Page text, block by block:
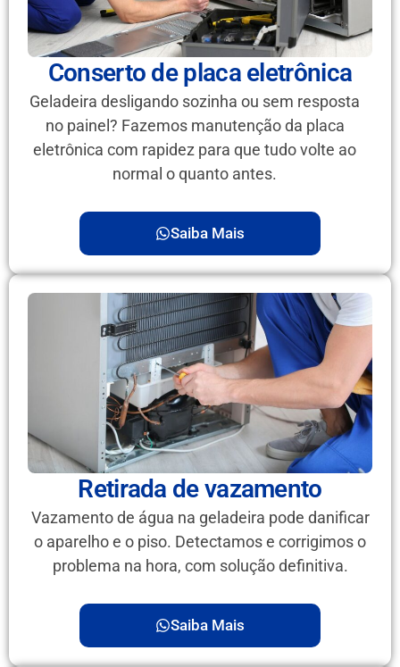
Conserto de placa eletrônica
Geladeira desligando sozinha ou sem resposta
no painel? Fazemos manutenção da placa
eletrônica com rapidez para que tudo volte ao
normal o quanto antes.
Saiba Mais
Retirada de vazamento
Vazamento de água na geladeira pode danificar
o aparelho e o piso. Detectamos e corrigimos o
problema na hora, com solução definitiva.
Saiba Mais